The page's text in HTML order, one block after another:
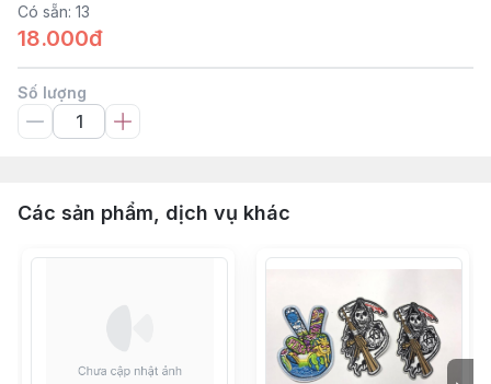
Có sẵn: 13
18.000đ
Số lượng
Các sản phẩm, dịch vụ khác